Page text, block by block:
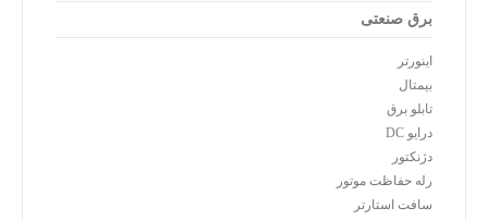
برق صنعتی
اینورتر
بیمتال
تابلو برق
درایو DC
دژنکتور
رله حفاظت موتور
سافت استارتر